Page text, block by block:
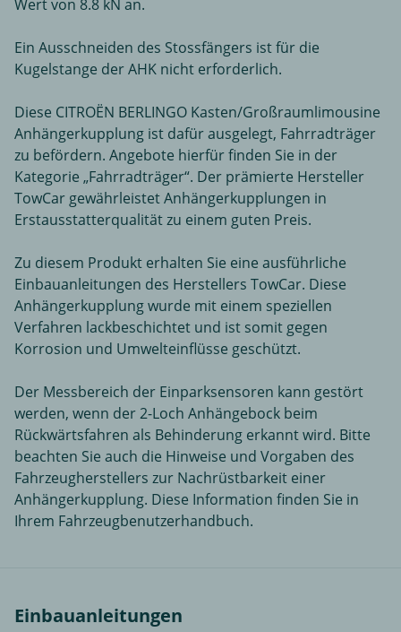
Wert von 8.8 kN an.
Ein Ausschneiden des Stossfängers ist für die
Kugelstange der AHK nicht erforderlich.
Diese CITROËN BERLINGO Kasten/Großraumlimousine
Anhängerkupplung ist dafür ausgelegt, Fahrradträger
zu befördern. Angebote hierfür finden Sie in der
Kategorie „Fahrradträger“. Der prämierte Hersteller
TowCar gewährleistet Anhängerkupplungen in
Erstausstatterqualität zu einem guten Preis.
Zu diesem Produkt erhalten Sie eine ausführliche
Einbauanleitungen des Herstellers TowCar. Diese
Anhängerkupplung wurde mit einem speziellen
Verfahren lackbeschichtet und ist somit gegen
Korrosion und Umwelteinflüsse geschützt.
Der Messbereich der Einparksensoren kann gestört
werden, wenn der 2-Loch Anhängebock beim
Rückwärtsfahren als Behinderung erkannt wird. Bitte
beachten Sie auch die Hinweise und Vorgaben des
Fahrzeugherstellers zur Nachrüstbarkeit einer
Anhängerkupplung. Diese Information finden Sie in
Ihrem Fahrzeugbenutzerhandbuch.
Einbauanleitungen